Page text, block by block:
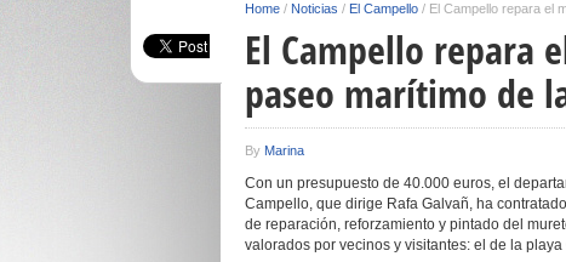
Home / Noticias / El Campello / El Campello repara el
El Campello repara
paseo marítimo de
By Marina
Con un presupuesto de 40.000 euros, el
Campello, que dirige Rafa Galvañ, ha
de reparación, reforzamiento y pintado del
valorados por vecinos y visitantes: el de la playa